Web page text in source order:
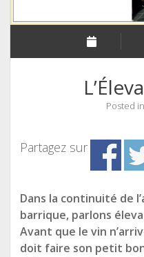
Posted in
Partagez sur
Dans la continuité de
barrique, parlons
Avant que le vin
doit faire son petit